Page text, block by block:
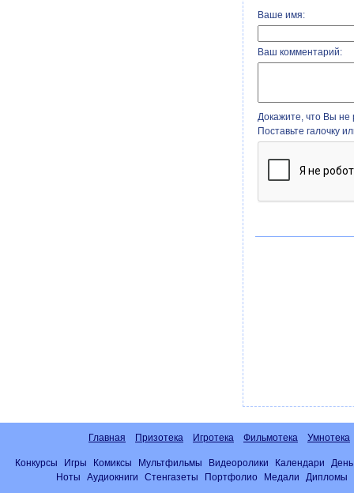
Ваше имя:
Ваш комментарий:
Докажите, что Вы не
Поставьте галочку
Главная Призотека Игротека Фильмотека Умнотека
Конкурсы Игры Комиксы Мультфильмы Видеоролики Календари
Ноты
Аудиокниги Стенгазеты Портфолио Медали Дипломы